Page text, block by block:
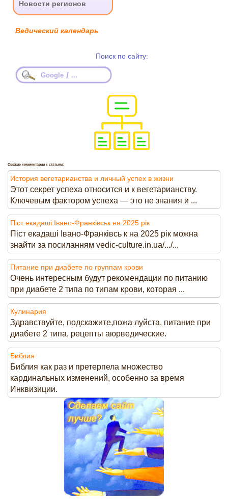
Новости регионов
Ведический календарь
Поиск по сайту:
Google / ...
Свежие комментарии к статьям:
История вегетарианства и личный успех в жизни
Этот секрет успеха относится и к вегетарианству.
Ключевым фактором успеха — это не знания и ...
Піст екадаші Івано-Франківськ на 2025 рік
Піст екадаші Івано-Франківсь к на 2025 рік можна
знайти за посиланням vedic-culture.in.ua/.../...
Питание при диабете по группам крови
Очень интересным будут рекомендации по питанию
при диабете 2 типа по типам крови, которая ...
Кулинария
Здравствуйте, подскажите,пожа луйста, питание при
диабете 2 типа, рецепты аюрведические.
Библия
Библия как раз и претерпела множество
кардинальных изменений, особенно за время
Инквизиции.